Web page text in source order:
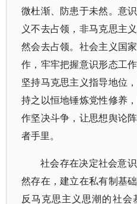
微杜渐、防患于未然。意
义不去占领，非马克思主
然会去占领。社会主义国
作，牢牢把握意识形态工
坚持马克思主义指导地位
持之以恒地锤炼党性修养
作坚决斗争，让思想舆论
者手里。
社会存在决定社会意
然存在，建立在私有制基
反马克思主义思潮的社